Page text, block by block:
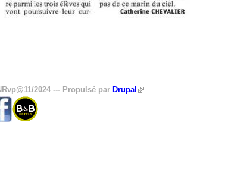
e-mail)2024 --- Propulsé par Drupal (link is external)